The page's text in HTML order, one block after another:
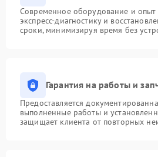
Современное оборудование и опыт
экспресс-диагностику и
сроки, минимизируя время без
Гарантия на работы и
Предоставляется
выполненные работы и
защищает клиента от повторных